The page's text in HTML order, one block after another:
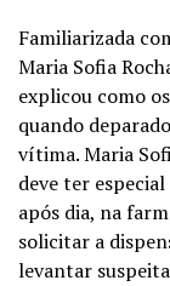
Familiarizada
Maria Sofia
explicou como
quando
vítima. Maria
deve ter
após dia, na
solicitar a
levantar